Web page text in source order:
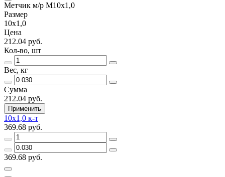
Метчик м/р М10х1,0
Размер
10х1,0
Цена
212.04 руб.
Кол-во, шт
Вес, кг
Сумма
212.04 руб.
Применить
10х1,0 к-т
369.68 руб.
369.68 руб.